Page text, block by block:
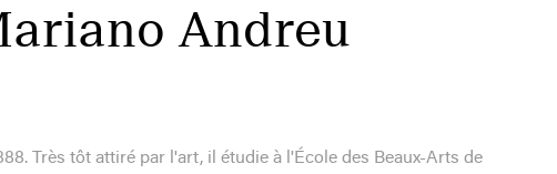
Andreu
Très tôt attiré par l'art, il étudie à l'École des Beaux-Arts de